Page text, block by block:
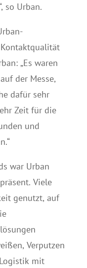
so Urban.
„Es waren
der Messe,
dafür sehr
Zeit für die
und
war Urban
Viele
genutzt, auf
Verputzen
mit